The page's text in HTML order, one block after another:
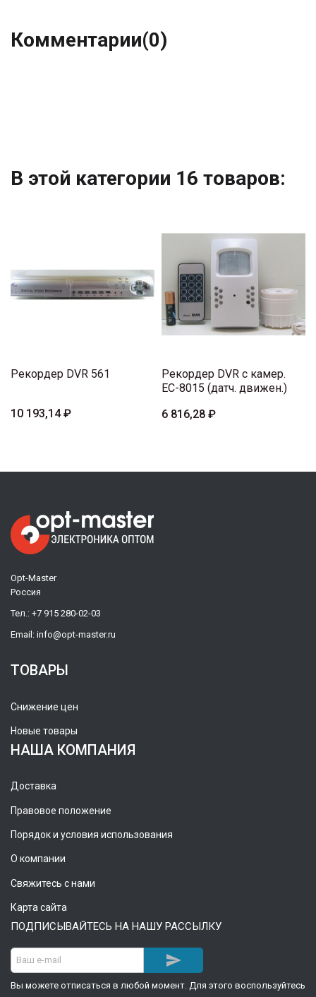
Комментарии(0)
В этой категории 16 товаров:
Рекордер DVR 561
10 193,14 ₽
Рекордер DVR с камер.
EC-8015 (датч. движен.)
6 816,28 ₽
Opt-Master
Россия
Тел.: +7 915 280-02-03
Email: info@opt-master.ru
ТОВАРЫ
Снижение цен
Новые товары
НАША КОМПАНИЯ
Доставка
Правовое положение
Порядок и условия использования
О компании
Свяжитесь с нами
Карта сайта
ПОДПИСЫВАЙТЕСЬ НА НАШУ РАССЫЛКУ

Вы можете отписаться в любой момент. Для этого воспользуйтесь